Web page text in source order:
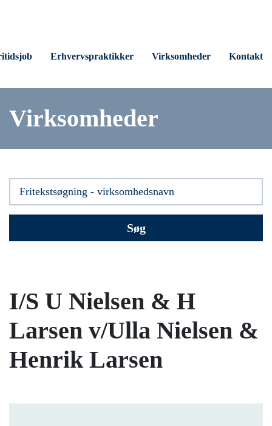
Erhvervspraktikker Virksomheder Kontakt
Virksomheder
Søg
I/S U Nielsen & H
Larsen v/Ulla Nielsen &
Henrik Larsen